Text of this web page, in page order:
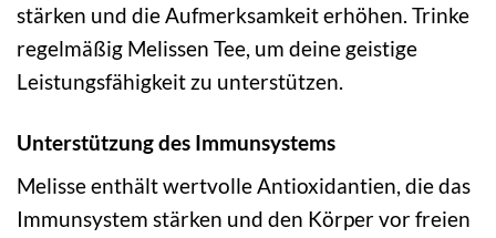
stärken und die Aufmerksamkeit erhöhen. Trinke
regelmäßig Melissen Tee, um deine geistige
Leistungsfähigkeit zu unterstützen.
Unterstützung des Immunsystems
Melisse enthält wertvolle Antioxidantien, die das
Immunsystem stärken und den Körper vor freien